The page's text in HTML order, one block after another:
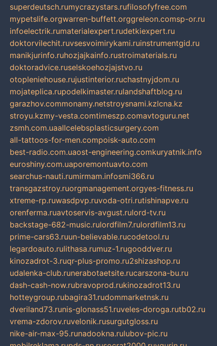
superdeutsch.rumycrazystars.rufilosofyfree.com
mypetslife.orgwarren-buffett.orggreleon.comsp-or.ru
infoelectrik.rumaterialexpert.rudetkiexpert.ru
doktorvilechit.ruvsesvoimirykami.ruinstrumentgid.ru
manikjurinfo.ruhozjajkainfo.rustroimaterials.ru
doktoradvice.ruselskoehozjajstvo.ru
otopleniehouse.rujustinterior.ruchastnyjdom.ru
mojateplica.rupodelkimaster.rulandshaftblog.ru
garazhov.commonamy.netstroysnami.kzlcna.kz
stroyu.kzmy-vesta.comtimeszp.comavtoguru.net
zsmh.com.uaallcelebsplasticsurgery.com
all-tattoos-for-men.compoisk-auto.com
best-radio.com.uaost-engineering.comkuryatnik.info
euroshiny.com.uaporemontuavto.com
searchus-nauti.rumirmam.infosmi366.ru
transgazstroy.ruorgmanagement.orgyes-fitness.ru
xtreme-rp.ruwasdpvp.ruvoda-otri.rutishinapve.ru
orenferma.ruavtoservis-avgust.rulord-tv.ru
backstage-682-music.rulordfilm7.rulordfilm13.ru
prime-cars63.ruun-believable.rucodetool.ru
legardoauto.rulithasa.rumuz-1.rugooddver.ru
kinozadrot-3.ruqr-plus-promo.ru2shizashop.ru
udalenka-club.runerabotaetsite.rucarszona-bu.ru
dash-cash-now.rubravoprod.rukinozadrot13.ru
hotteygroup.rubagira31.rudommarketnsk.ru
dveriland73.runis-glonass51.ruveles-doroga.rutb02.ru
vrema-zdorov.ruvelonik.rusurgutgloss.ru
nike-air-max-95.runadookna.rulubov-pic.ru